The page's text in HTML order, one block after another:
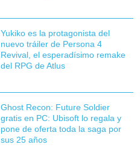
Yukiko es la protagonista del
nuevo tráiler de Persona 4
Revival, el esperadísimo remake
del RPG de Atlus
Ghost Recon: Future Soldier
gratis en PC: Ubisoft lo regala y
pone de oferta toda la saga por
sus 25 años